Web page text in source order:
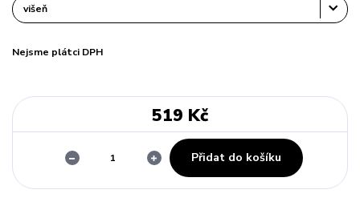
Nejsme plátci DPH
519 Kč
Přidat do košíku